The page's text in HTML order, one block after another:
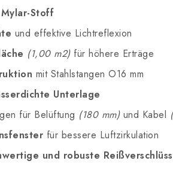
Stoff
und effektive Lichtreflexion
(1,00 m2)für höhere Erträge
mit Stahlstangen O16 mm
Unterlage
für Belüftung (180 mm)und Kabel
für bessere Luftzirkulation
und robuste